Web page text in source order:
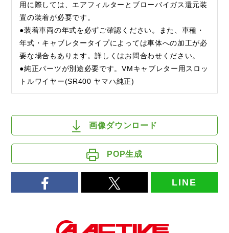
用に際しては、エアフィルターとブローバイガス還元装
置の装着が必要です。
●装着車両の年式を必ずご確認ください。また、車種・
年式・キャブレタータイプによっては車体への加工が必
要な場合もあります。詳しくはお問合わせください。
●純正パーツが別途必要です。VMキャブレター用スロッ
トルワイヤー(SR400 ヤマハ純正)
画像ダウンロード
POP生成
LINE